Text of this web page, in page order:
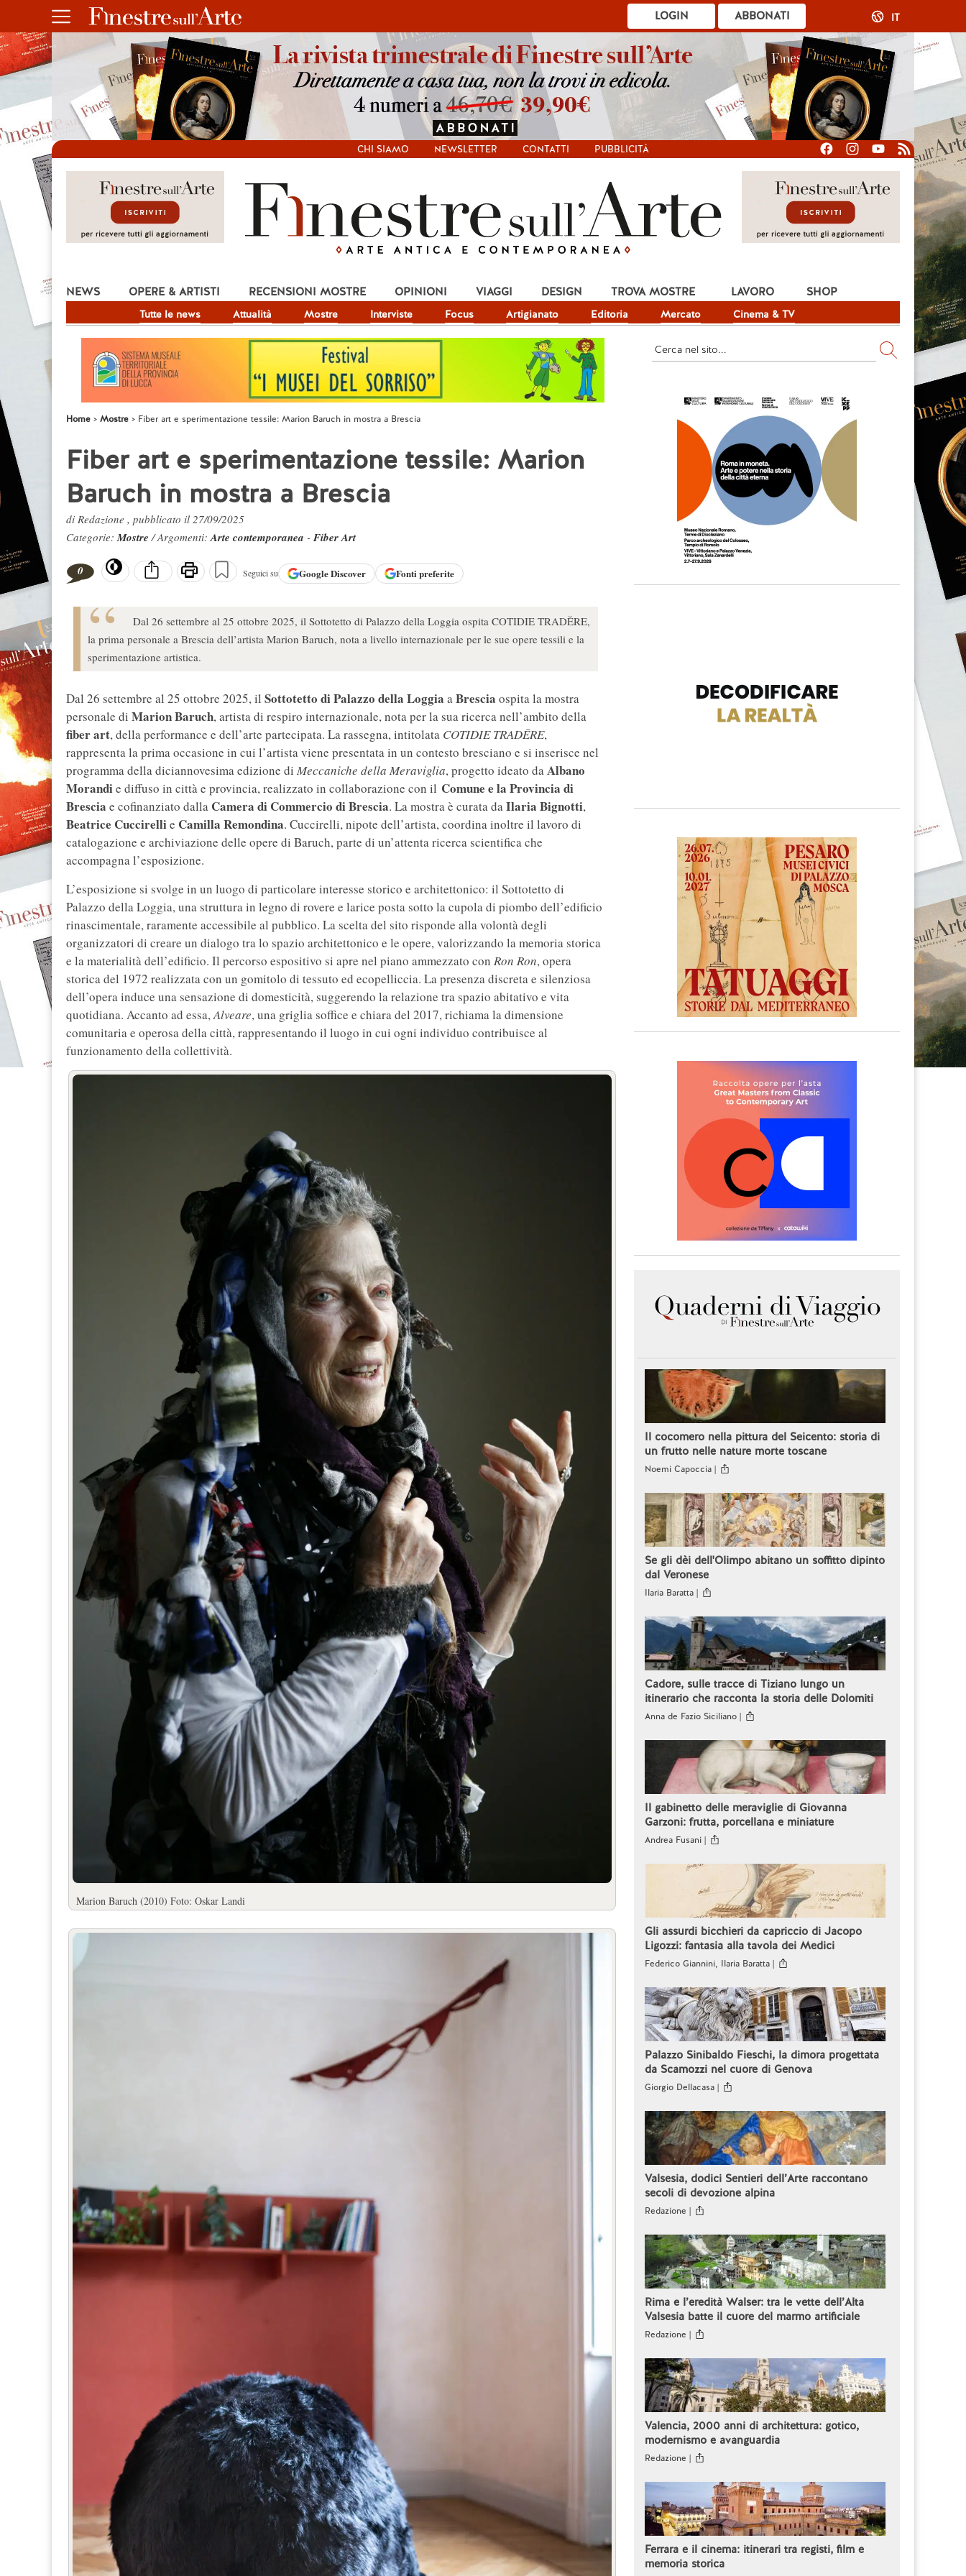
ABBONATI
LOGIN IT
CHI SIAMO NEWSLETTER CONTATTI PUBBLICITÀ
NEWS
Tutte le news Attualità Mostre Interviste Focus Artigianato Editoria Mercato Cinema & TV
OPERE & ARTISTI RECENSIONI MOSTRE OPINIONI VIAGGI DESIGN TROVA MOSTRE LAVORO SHOP
Home Mostre Fiber art e sperimentazione tessile: Marion Baruch in mostra a Brescia
Fiber art e sperimentazione tessile: Marion
Baruch in mostra a Brescia
di Redazione , pubblicato il 27/09/2025
Categorie:Mostre/ Argomenti:Arte contemporanea - Fiber Art
0 Seguici su GoogleDiscover Fonti preferite
Dal 26 settembre al 25 ottobre 2025, il Sottotetto di Palazzo della Loggia ospita COTIDIE TRADĔRE,
la prima personale a Brescia dell’artista Marion Baruch, nota a livello internazionale per le sue opere tessili e la
sperimentazione artistica.
Dal 26 settembre al 25 ottobre 2025, il Sottotetto di Palazzo della Loggia aBrescia ospita la mostra
personale di Marion Baruch, artista di respiro internazionale, nota per la sua ricerca nell’ambito della
fiber art, della performance e dell’arte partecipata. La rassegna, intitolata COTIDIE TRADĔRE,
rappresenta la prima occasione in cui l’artista viene presentata in un contesto bresciano e si inserisce nel
programma della diciannovesima edizione di Meccaniche della Meraviglia, progetto ideato daAlbano
Morandie diffuso in città e provincia, realizzato in collaborazione con il Comune e la Provincia di
Brescia e cofinanziato dalla Camera di Commercio di Brescia. La mostra è curata daIlaria Bignotti,
Beatrice Cuccirellie Camilla Remondina. Cuccirelli, nipote dell’artista, coordina inoltre il lavoro di
catalogazione e archiviazione delle opere di Baruch, parte di un’attenta ricerca scientifica che
accompagna l’esposizione.
L’esposizione si svolge in un luogo di particolare interesse storico e architettonico: il Sottotetto di
Palazzo della Loggia, una struttura in legno di rovere e larice posta sotto la cupola di piombo dell’edificio
rinascimentale, raramente accessibile al pubblico. La scelta del sito risponde alla volontà degli
organizzatori di creare un dialogo tra lo spazio architettonico e le opere, valorizzando la memoria storica
e la materialità dell’edificio. Il percorso espositivo si apre nel piano ammezzato con Ron Ron, opera
storica del 1972 realizzata con un gomitolo di tessuto ed ecopelliccia. La presenza discreta e silenziosa
dell’opera induce una sensazione di domesticità, suggerendo la relazione tra spazio abitativo e vita
quotidiana. Accanto ad essa,Alveare, una griglia soffice e chiara del 2017, richiama la dimensione
comunitaria e operosa della città, rappresentando il luogo in cui ogni individuo contribuisce al
funzionamento della collettività.
Marion Baruch (2010) Foto: Oskar Landi
Il cocomero nella pittura del Seicento: storia di
un frutto nelle nature morte toscane
Noemi Capoccia |
Se gli dèi dell'Olimpo abitano un soffitto dipinto
dal Veronese
Ilaria Baratta |
Cadore, sulle tracce di Tiziano lungo un
itinerario che racconta la storia delle Dolomiti
Anna de Fazio Siciliano |
Il gabinetto delle meraviglie di Giovanna
Garzoni: frutta, porcellana e miniature
Andrea Fusani |
Gli assurdi bicchieri da capriccio di Jacopo
Ligozzi: fantasia alla tavola dei Medici
Federico Giannini, Ilaria Baratta |
Palazzo Sinibaldo Fieschi, la dimora progettata
da Scamozzi nel cuore di Genova
Giorgio Dellacasa |
Valsesia, dodici Sentieri dell’Arte raccontano
secoli di devozione alpina
Redazione |
Rima e l’eredità Walser: tra le vette dell’Alta
Valsesia batte il cuore del marmo artificiale
Redazione |
Valencia, 2000 anni di architettura: gotico,
modernismo e avanguardia
Redazione |
Ferrara e il cinema: itinerari tra registi, film e
memoria storica